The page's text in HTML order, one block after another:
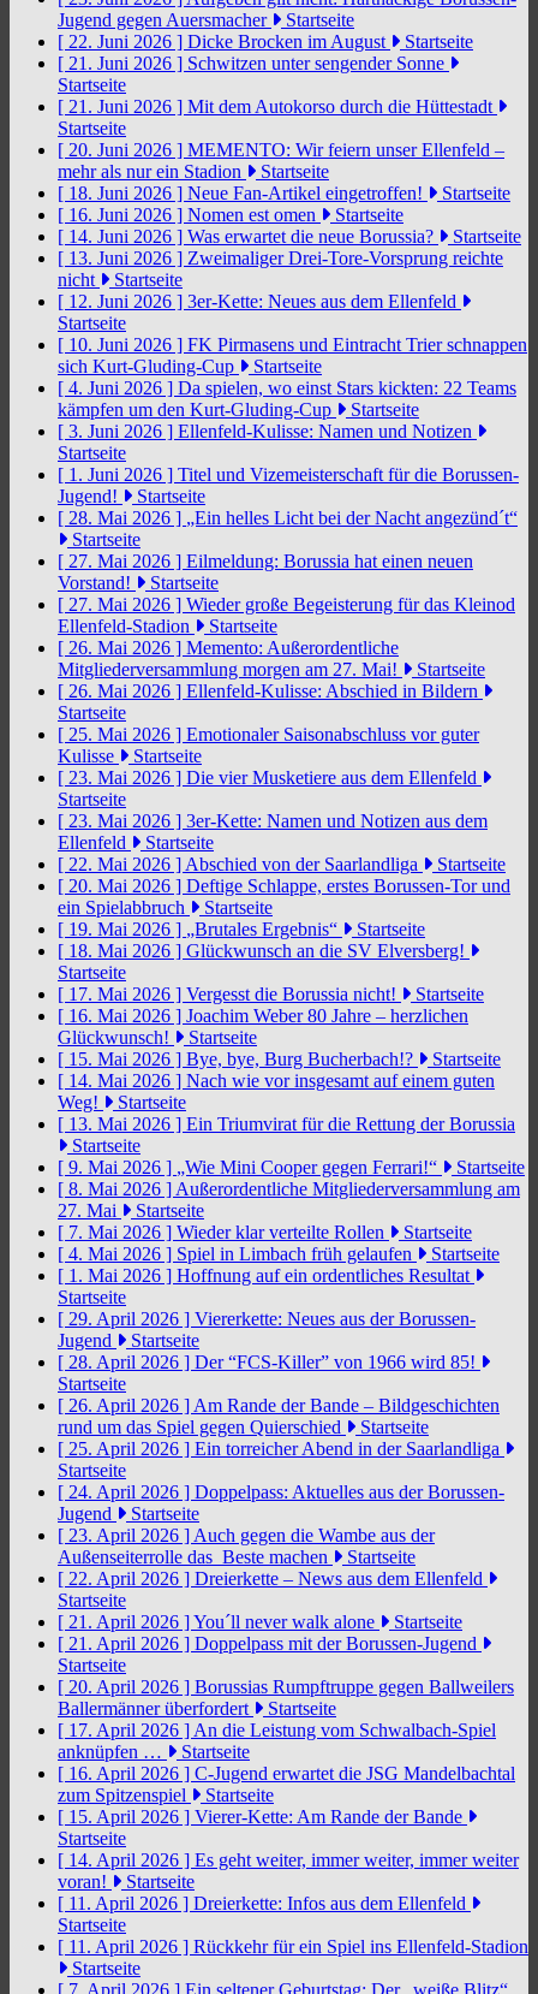
Jugend gegen Auersmacher
Startseite
[ 22. Juni 2026 ] Dicke Brocken im August
Startseite
[ 21. Juni 2026 ] Schwitzen unter sengender Sonne
Startseite
[ 21. Juni 2026 ] Mit dem Autokorso durch die Hüttestadt
Startseite
[ 20. Juni 2026 ] MEMENTO: Wir feiern unser Ellenfeld –
mehr als nur ein Stadion
Startseite
[ 18. Juni 2026 ] Neue Fan-Artikel eingetroffen!
Startseite
[ 16. Juni 2026 ] Nomen est omen
Startseite
[ 14. Juni 2026 ] Was erwartet die neue Borussia?
Startseite
[ 13. Juni 2026 ] Zweimaliger Drei-Tore-Vorsprung reichte
nicht
Startseite
[ 12. Juni 2026 ] 3er-Kette: Neues aus dem Ellenfeld
Startseite
[ 10. Juni 2026 ] FK Pirmasens und Eintracht Trier schnappen
sich Kurt-Gluding-Cup
Startseite
[ 4. Juni 2026 ] Da spielen, wo einst Stars kickten: 22 Teams
kämpfen um den Kurt-Gluding-Cup
Startseite
[ 3. Juni 2026 ] Ellenfeld-Kulisse: Namen und Notizen
Startseite
[ 1. Juni 2026 ] Titel und Vizemeisterschaft für die Borussen-
Jugend!
Startseite
[ 28. Mai 2026 ] „Ein helles Licht bei der Nacht angezünd´t“
Startseite
[ 27. Mai 2026 ] Eilmeldung: Borussia hat einen neuen
Vorstand!
Startseite
[ 27. Mai 2026 ] Wieder große Begeisterung für das Kleinod
Ellenfeld-Stadion
Startseite
[ 26. Mai 2026 ] Memento: Außerordentliche
Mitgliederversammlung morgen am 27. Mai!
Startseite
[ 26. Mai 2026 ] Ellenfeld-Kulisse: Abschied in Bildern
Startseite
[ 25. Mai 2026 ] Emotionaler Saisonabschluss vor guter
Kulisse
Startseite
[ 23. Mai 2026 ] Die vier Musketiere aus dem Ellenfeld
Startseite
[ 23. Mai 2026 ] 3er-Kette: Namen und Notizen aus dem
Ellenfeld
Startseite
[ 22. Mai 2026 ] Abschied von der Saarlandliga
Startseite
[ 20. Mai 2026 ] Deftige Schlappe, erstes Borussen-Tor und
ein Spielabbruch
Startseite
[ 19. Mai 2026 ] „Brutales Ergebnis“
Startseite
[ 18. Mai 2026 ] Glückwunsch an die SV Elversberg!
Startseite
[ 17. Mai 2026 ] Vergesst die Borussia nicht!
Startseite
[ 16. Mai 2026 ] Joachim Weber 80 Jahre – herzlichen
Glückwunsch!
Startseite
[ 15. Mai 2026 ] Bye, bye, Burg Bucherbach!?
Startseite
[ 14. Mai 2026 ] Nach wie vor insgesamt auf einem guten
Weg!
Startseite
[ 13. Mai 2026 ] Ein Triumvirat für die Rettung der Borussia
Startseite
[ 9. Mai 2026 ] „Wie Mini Cooper gegen Ferrari!“
Startseite
[ 8. Mai 2026 ] Außerordentliche Mitgliederversammlung am
27. Mai
Startseite
[ 7. Mai 2026 ] Wieder klar verteilte Rollen
Startseite
[ 4. Mai 2026 ] Spiel in Limbach früh gelaufen
Startseite
[ 1. Mai 2026 ] Hoffnung auf ein ordentliches Resultat
Startseite
[ 29. April 2026 ] Viererkette: Neues aus der Borussen-
Jugend
Startseite
[ 28. April 2026 ] Der “FCS-Killer” von 1966 wird 85!
Startseite
[ 26. April 2026 ] Am Rande der Bande – Bildgeschichten
rund um das Spiel gegen Quierschied
Startseite
[ 25. April 2026 ] Ein torreicher Abend in der Saarlandliga
Startseite
[ 24. April 2026 ] Doppelpass: Aktuelles aus der Borussen-
Jugend
Startseite
[ 23. April 2026 ] Auch gegen die Wambe aus der
Außenseiterrolle das Beste machen
Startseite
[ 22. April 2026 ] Dreierkette – News aus dem Ellenfeld
Startseite
[ 21. April 2026 ]You´ll never walk alone
Startseite
[ 21. April 2026 ] Doppelpass mit der Borussen-Jugend
Startseite
[ 20. April 2026 ] Borussias Rumpftruppe gegen Ballweilers
Ballermänner überfordert
Startseite
[ 17. April 2026 ] An die Leistung vom Schwalbach-Spiel
anknüpfen …
Startseite
[ 16. April 2026 ] C-Jugend erwartet die JSG Mandelbachtal
zum Spitzenspiel
Startseite
[ 15. April 2026 ] Vierer-Kette: Am Rande der Bande
Startseite
[ 14. April 2026 ] Es geht weiter, immer weiter, immer weiter
voran!
Startseite
[ 11. April 2026 ] Dreierkette: Infos aus dem Ellenfeld
Startseite
[ 11. April 2026 ] Rückkehr für ein Spiel ins Ellenfeld-Stadion
Startseite
[ 7. April 2026 ] Ein seltener Geburtstag: Der „weiße Blitz“